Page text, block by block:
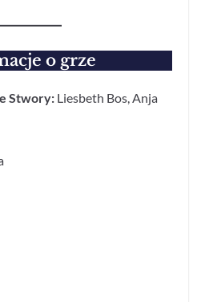
o grze
Stwory: Liesbeth Bos, Anja